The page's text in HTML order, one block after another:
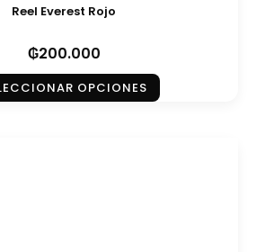
Reel Everest Rojo
₲200.000
OPCIONES